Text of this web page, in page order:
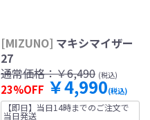
[MIZUNO] マキシマイザー
27
通常価格：￥6,490 (税込)
23%OFF ￥4,990(税込)
【即日】当日14時までのご注文で
当日発送